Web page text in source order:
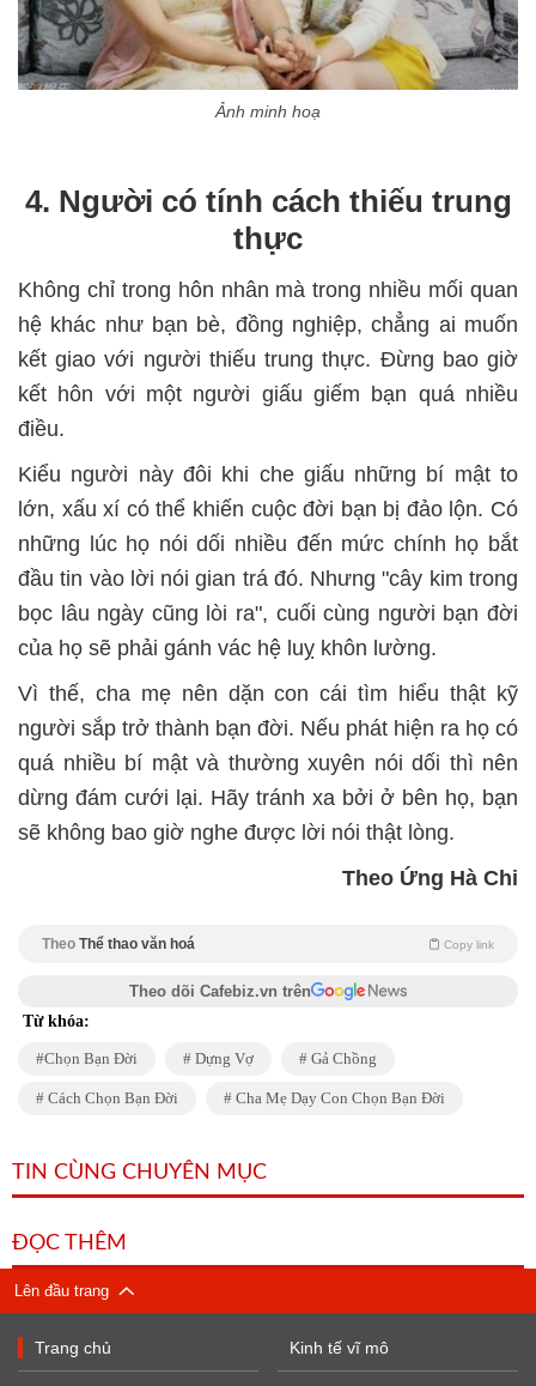
Ảnh minh hoạ
4. Người có tính cách thiếu trung
thực
Không chỉ trong hôn nhân mà trong nhiều mối quan
hệ khác như bạn bè, đồng nghiệp, chẳng ai muốn
kết giao với người thiếu trung thực. Đừng bao giờ
kết hôn với một người giấu giếm bạn quá nhiều
điều.
Kiểu người này đôi khi che giấu những bí mật to
lớn, xấu xí có thể khiến cuộc đời bạn bị đảo lộn. Có
những lúc họ nói dối nhiều đến mức chính họ bắt
đầu tin vào lời nói gian trá đó. Nhưng "cây kim trong
bọc lâu ngày cũng lòi ra", cuối cùng người bạn đời
của họ sẽ phải gánh vác hệ luỵ khôn lường.
Vì thế, cha mẹ nên dặn con cái tìm hiểu thật kỹ
người sắp trở thành bạn đời. Nếu phát hiện ra họ có
quá nhiều bí mật và thường xuyên nói dối thì nên
dừng đám cưới lại. Hãy tránh xa bởi ở bên họ, bạn
sẽ không bao giờ nghe được lời nói thật lòng.
Theo Ứng Hà Chi
Theo Thể thao văn hoá Copy link
Theo dõi Cafebiz.vn trên
Từ khóa:
Chọn Bạn Đời Dựng Vợ Gả Chồng
Cách Chọn Bạn Đời Cha Mẹ Dạy Con Chọn Bạn Đời
TIN CÙNG CHUYÊN MỤC
ĐỌC THÊM
Lên đầu trang
Trang chủ Kinh tế vĩ mô